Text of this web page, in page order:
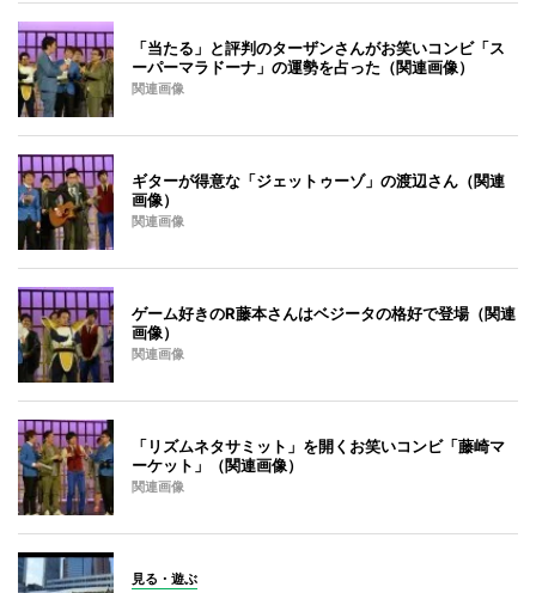
「当たる」と評判のターザンさんがお笑いコンビ「ス
ーパーマラドーナ」の運勢を占った（関連画像）
関連画像
ギターが得意な「ジェットゥーゾ」の渡辺さん（関連
画像）
関連画像
ゲーム好きのR藤本さんはベジータの格好で登場（関連
画像）
関連画像
「リズムネタサミット」を開くお笑いコンビ「藤崎マ
ーケット」（関連画像）
関連画像
見る・遊ぶ